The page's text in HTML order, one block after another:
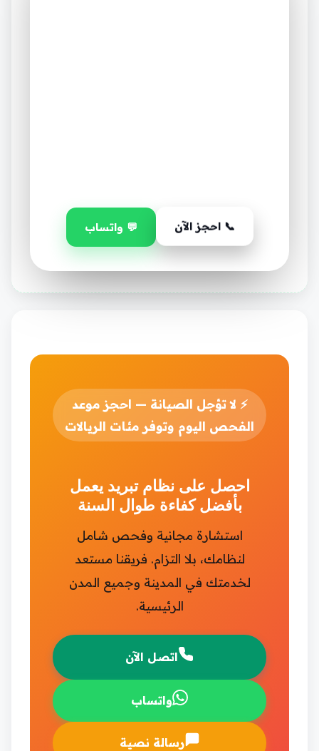
📞 احجز الآن 💬 واتساب
⚡ لا تؤجل الصيانة — احجز موعد
الفحص اليوم وتوفر مئات الريالات
احصل على نظام تبريد يعمل
بأفضل كفاءة طوال السنة
استشارة مجانية وفحص شامل
لنظامك، بلا التزام. فريقنا مستعد
لخدمتك في المدينة وجميع المدن
الرئيسية.
اتصل الآن
واتساب
رسالة نصية